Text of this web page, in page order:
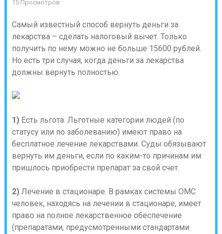
15 Просмотров
Самый известный способ вернуть деньги за
лекарства – сделать налоговый вычет. Только
получить по нему можно не больше 15600 рублей.
Но есть три случая, когда деньги за лекарства
должны вернуть полностью.
1)Есть льгота. Льготные категории людей (по
статусу или по заболеванию) имеют право на
бесплатное лечение лекарствами. Суды обязывают
вернуть им деньги, если по каким-то причинам им
пришлось приобрести препарат за свой счет.
2)Лечение в стационаре. В рамках системы ОМС
человек, находясь на лечении в стационаре, имеет
право на полное лекарственное обеспечение
(препаратами, предусмотренными стандартами